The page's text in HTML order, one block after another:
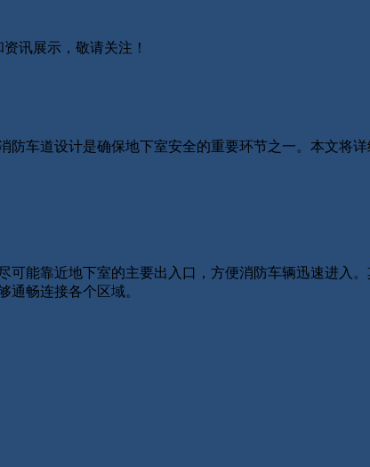
讯展示，敬请关注！
道设计是确保地下室安全的重要环节之一。本文将详
靠近地下室的主要出入口，方便消防车辆迅速进入
通畅连接各个区域。